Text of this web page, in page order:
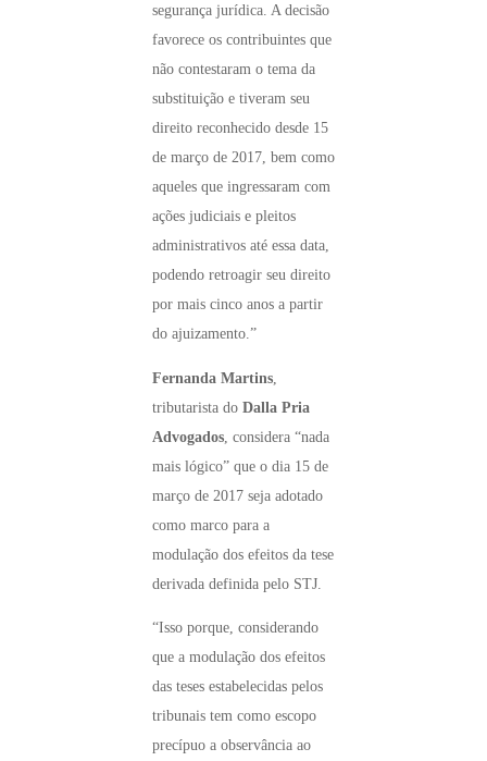
segurança jurídica. A decisão
favorece os contribuintes que
não contestaram o tema da
substituição e tiveram seu
direito reconhecido desde 15
de março de 2017, bem como
aqueles que ingressaram com
ações judiciais e pleitos
administrativos até essa data,
podendo retroagir seu direito
por mais cinco anos a partir
do ajuizamento.”
Fernanda Martins
tributarista do Dalla Pria
Advogados , considera “nada
mais lógico” que o dia 15 de
março de 2017 seja adotado
como marco para a
modulação dos efeitos da tese
derivada definida pelo STJ.
“Isso porque, considerando
que a modulação dos efeitos
das teses estabelecidas pelos
tribunais tem como escopo
precípuo a observância ao